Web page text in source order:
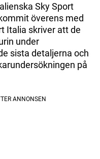
Sky Sport
överens med
Italia skriver att de
under
sista detaljerna och
på